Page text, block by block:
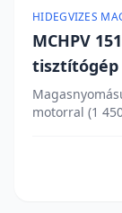
HIDEGVIZES
MCHPV
tisztítógép
motorral (1
kerámia
Total Stop